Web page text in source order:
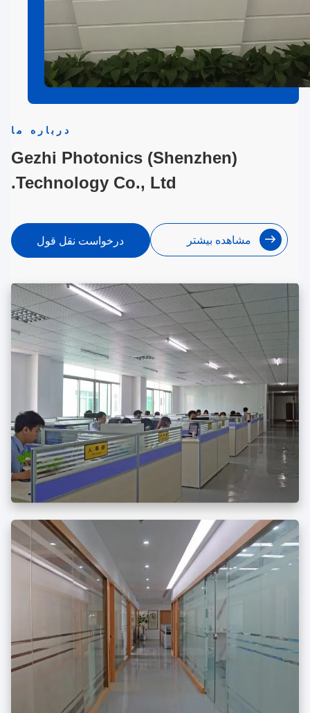
درباره ما
Gezhi Photonics (Shenzhen)
Technology Co., Ltd.
مشاهده بیشتر درخواست نقل قول